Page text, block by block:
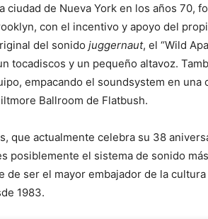
ciudad de Nueva York en los años 70,
con el incentivo y apoyo del
del sonido juggernaut, el “Wild
tocadiscos y un pequeño altavoz.
empacando el soundsystem en
Ballroom de Flatbush.
que actualmente celebra su 38
posiblemente el sistema de sonido
de ser el mayor embajador de la
1983.